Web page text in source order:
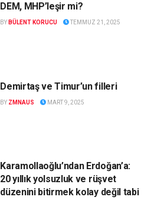
DEM, MHP’leşir mi?
BY BÜLENT KORUCU TEMMUZ 21, 2025
Demirtaş ve Timur’un filleri
BY ZMNAUS MART 9, 2025
Karamollaoğlu’ndan Erdoğan’a:
20 yıllık yolsuzluk ve rüşvet
düzenini bitirmek kolay değil tabi